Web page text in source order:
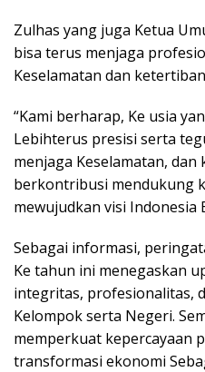
Zulhas yang juga Ketua
bisa terus menjaga
Keselamatan dan
“Kami berharap, Ke usia
Lebihterus presisi serta
menjaga Keselamatan,
berkontribusi mendukung
mewujudkan visi Indonesia
Sebagai informasi,
Ke tahun ini menegaskan
integritas, profesionalitas,
Kelompok serta Negeri.
memperkuat kepercayaan
transformasi ekonomi